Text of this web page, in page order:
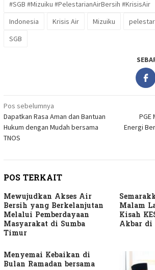
#SGB #Mizuiku #PelestarianAirBersih #KrisisAir
Indonesia
Krisis Air Mizuiku
SGB
Navigasi
pos
Pos sebelumnya
Dapatkan Rasa Aman dan Bantuan
Hukum dengan Mudah bersama
TNOS
PGE
Energi
POS TERKAIT
Mewujudkan Akses Air
Bersih yang Berkelanjutan
Melalui Pemberdayaan
Masyarakat di Sumba
Timur
Malam
Kisah
Akbar di
Menyemai Kebaikan di
Bulan Ramadan bersama